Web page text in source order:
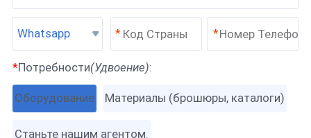
Whatsapp * *
*Потребности(Удвоение):
Оборудование Материалы (брошюры, каталоги)
Станьте нашим агентом.